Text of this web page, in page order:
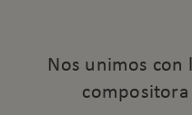
Nos unimos con
compositora